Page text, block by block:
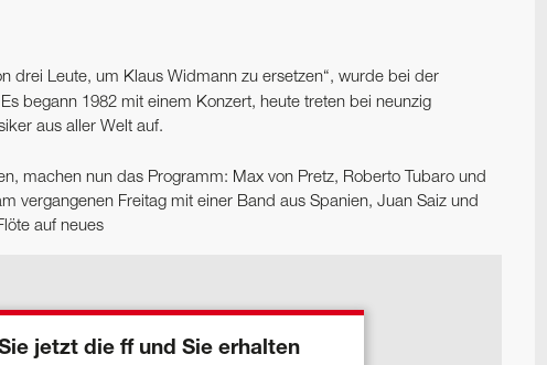
drei Leute, um Klaus Widmann zu ersetzen“, wurde bei der
begann 1982 mit einem Konzert, heute treten bei neunzig
aus aller Welt auf.
machen nun das Programm: Max von Pretz, Roberto Tubaro und
vergangenen Freitag mit einer Band aus Spanien, Juan Saiz und
auf neues
jetzt die ff und Sie erhalten